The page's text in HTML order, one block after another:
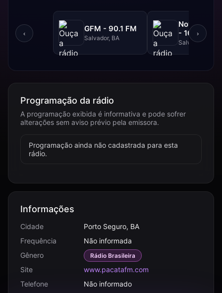
‹
GFM - 90.1 FM
Salvador, BA
NovaBrasil
- 104.7 FM
Salvador, BA
›
Programação da rádio
A programação exibida é informativa e pode sofrer
alterações sem aviso prévio pela emissora.
Programação ainda não cadastrada para esta
rádio.
Informações
Cidade
Porto Seguro, BA
Frequência
Não informada
Gênero
Rádio Brasileira
Site
www.pacatafm.com
Telefone
Não informado